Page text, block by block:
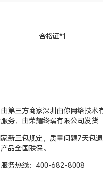
合格证*1
第三方商家深圳由你网络技术
务，由荣耀终端有限公司发货
新三包规定，质量问题7天包退
品全国联保。
服务热线：400-682-8008